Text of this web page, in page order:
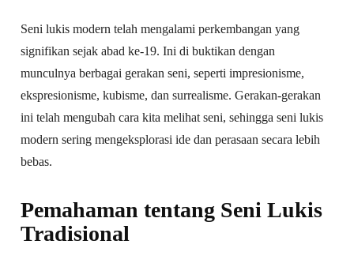
Seni lukis modern telah mengalami perkembangan yang
signifikan sejak abad ke-19. Ini di buktikan dengan
munculnya berbagai gerakan seni, seperti impresionisme,
ekspresionisme, kubisme, dan surrealisme. Gerakan-gerakan
ini telah mengubah cara kita melihat seni, sehingga seni lukis
modern sering mengeksplorasi ide dan perasaan secara lebih
bebas.
Pemahaman tentang Seni Lukis
Tradisional